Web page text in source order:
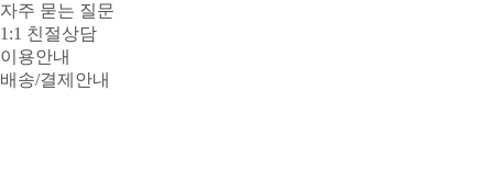
자주 묻는 질문
1:1 친절상담
이용안내
배송/결제안내